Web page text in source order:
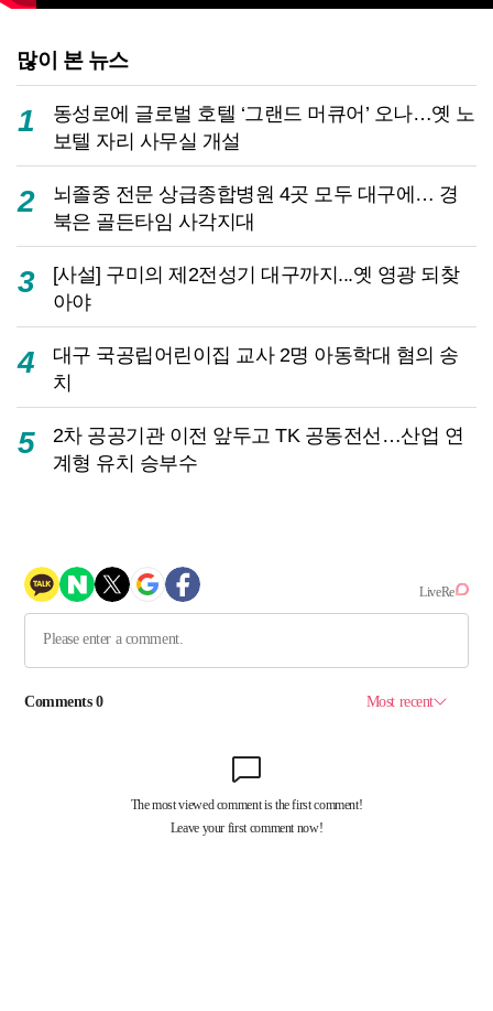
많이 본 뉴스
1
동성로에 글로벌 호텔 ‘그랜드 머큐어’ 오나…옛 노
보텔 자리 사무실 개설
2
뇌졸중 전문 상급종합병원 4곳 모두 대구에… 경
북은 골든타임 사각지대
3
[사설] 구미의 제2전성기 대구까지...옛 영광 되찾
아야
4
대구 국공립어린이집 교사 2명 아동학대 혐의 송
치
5
2차 공공기관 이전 앞두고 TK 공동전선…산업 연
계형 유치 승부수